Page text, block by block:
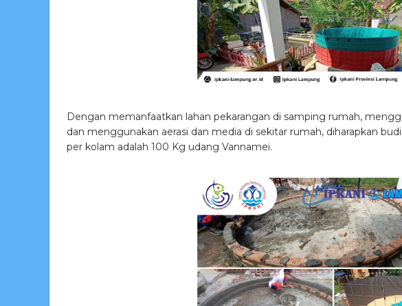
Dengan memanfaatkan lahan pekarangan di samping rumah,
dan menggunakan aerasi dan media di sekitar rumah, diharapkan
per kolam adalah 100 Kg udang Vannamei.